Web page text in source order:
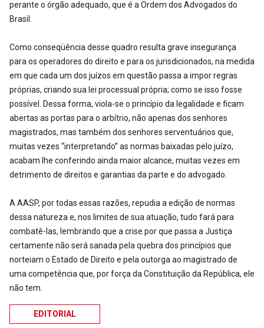
perante o órgão adequado, que é a Ordem dos Advogados do
Brasil.
Como conseqüência desse quadro resulta grave insegurança
para os operadores do direito e para os jurisdicionados, na medida
em que cada um dos juízos em questão passa a impor regras
próprias, criando sua lei processual própria; como se isso fosse
possível. Dessa forma, viola-se o princípio da legalidade e ficam
abertas as portas para o arbítrio, não apenas dos senhores
magistrados, mas também dos senhores serventuários que,
muitas vezes “interpretando” as normas baixadas pelo juízo,
acabam lhe conferindo ainda maior alcance, muitas vezes em
detrimento de direitos e garantias da parte e do advogado.
A AASP, por todas essas razões, repudia a edição de normas
dessa natureza e, nos limites de sua atuação, tudo fará para
combatê-las, lembrando que a crise por que passa a Justiça
certamente não será sanada pela quebra dos princípios que
norteiam o Estado de Direito e pela outorga ao magistrado de
uma competência que, por força da Constituição da República, ele
não tem.
EDITORIAL